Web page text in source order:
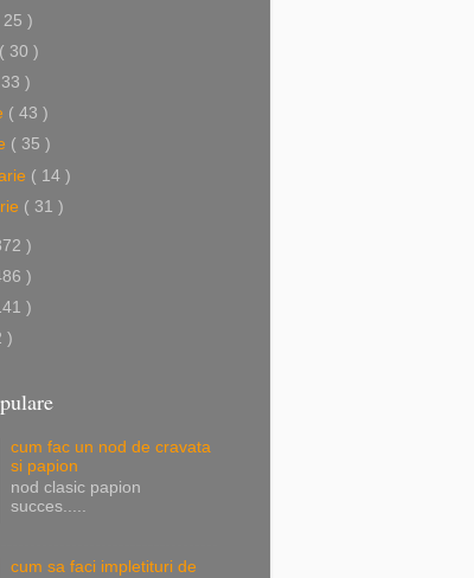
25 )
( 30 )
)
( 43 )
( 35 )
( 14 )
( 31 )
)
)
)
)
cum fac un nod de cravata
si papion
nod clasic papion
succes.....
cum sa faci impletituri de